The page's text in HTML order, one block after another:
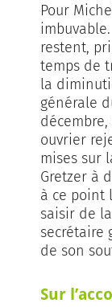
Pour
restent,
temps de
la
générale
ouvrier
mises sur
Gretzer à
à ce point
saisir de
secrétaire
de son
Sur